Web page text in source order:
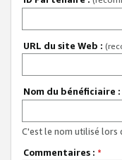
URL du site Web :
Nom du bénéficiaire :
C'est le nom utilisé lors
Commentaires : *